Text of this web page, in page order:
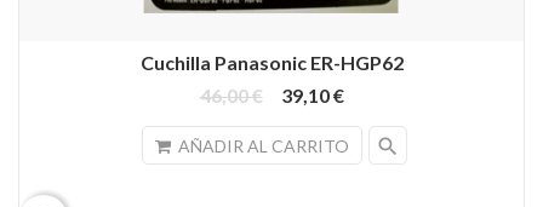
Cuchilla Panasonic ER-HGP62
46,00 €
39,10 €
AÑADIR AL CARRITO search